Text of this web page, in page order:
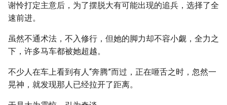
谢怜打定主意后，为了摆脱大有可能出现的追兵，选择了全
速前进。
虽然不通术法，不入修行，但她的脚力却不容小觑，全力之
下，许多马车都被她超越。
不少人在车上看到有人“奔腾”而过，正在咂舌之时，忽然一
晃神，就发现那人已经拉开了距离。